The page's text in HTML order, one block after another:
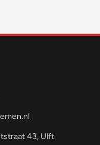
43, Ulft